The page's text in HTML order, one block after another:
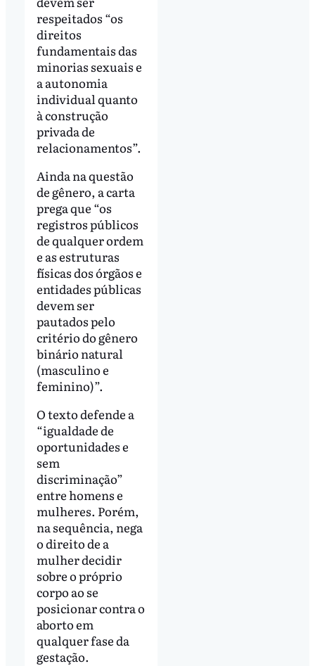
respeitados “os
direitos
fundamentais das
minorias sexuais e
a autonomia
individual quanto
à construção
privada de
relacionamentos”.
Ainda na questão
de gênero, a carta
prega que “os
registros públicos
de qualquer ordem
e as estruturas
físicas dos órgãos e
entidades públicas
devem ser
pautados pelo
critério do gênero
binário natural
(masculino e
feminino)”.
O texto defende a
“igualdade de
oportunidades e
sem
discriminação”
entre homens e
mulheres. Porém,
na sequência, nega
o direito de a
mulher decidir
sobre o próprio
corpo ao se
posicionar contra o
aborto em
qualquer fase da
gestação.